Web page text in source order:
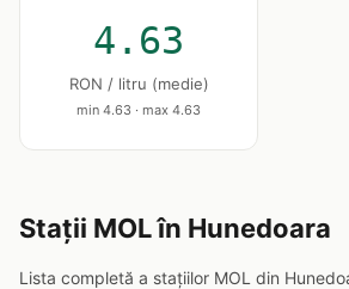
4.63
RON / litru (medie)
min 4.63 · max 4.63
Stații MOL în Hunedoara
Lista completă a stațiilor MOL din